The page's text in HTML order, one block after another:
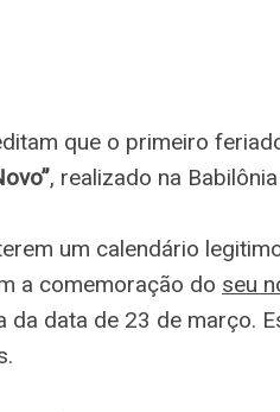
que o primeiro
, realizado na
um calendário
a comemoração do seu
da data de 23 de março.